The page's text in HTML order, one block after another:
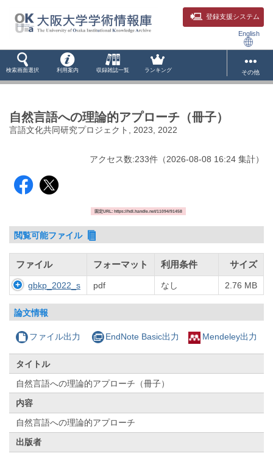
登録支援システム
English
検索画面選択 利用案内 収録雑誌一覧 ランキング その他
自然言語への理論的アプローチ（冊子）
言語文化共同研究プロジェクト, 2023, 2022
アクセス数:233件 （2026-08-08 16:24 集計）
固定URL: https://hdl.handle.net/11094/91458
閲覧可能ファイル
ファイル フォーマット 利用条件 サイズ
gbkp_2022_s pdf なし 2.76 MB
論文情報
ファイル出力 EndNote Basic出力 Mendeley出力
タイトル
自然言語への理論的アプローチ（冊子）
内容
自然言語への理論的アプローチ
出版者